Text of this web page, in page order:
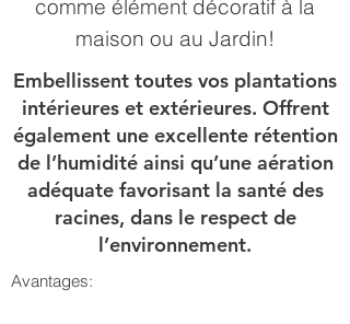
comme élément décoratif à la
maison ou au Jardin!
Embellissent toutes vos plantations
intérieures et extérieures. Offrent
également une excellente rétention
de l’humidité ainsi qu’une aération
adéquate favorisant la santé des
racines, dans le respect de
l’environnement.
Avantages: